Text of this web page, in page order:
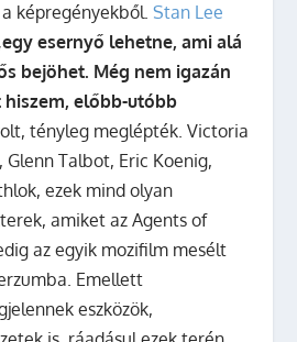
képregényekből.Stan Lee
esernyő lehetne, ami alá
bejöhet. Még nem igazán
előbb-utóbb
tényleg meglépték. Victoria
Glenn Talbot, Eric Koenig,
ezek mind olyan
amiket az Agents of
az egyik mozifilm mesélt
Emellett
eszközök,